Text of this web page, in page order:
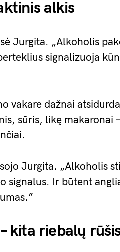
alkis
Jurgita. „Alkoholis
signalizuoja
vakare dažnai
sūris, likę makaronai
Jurgita. „Alkoholis
signalus. Ir būtent
kita riebalų rūšis